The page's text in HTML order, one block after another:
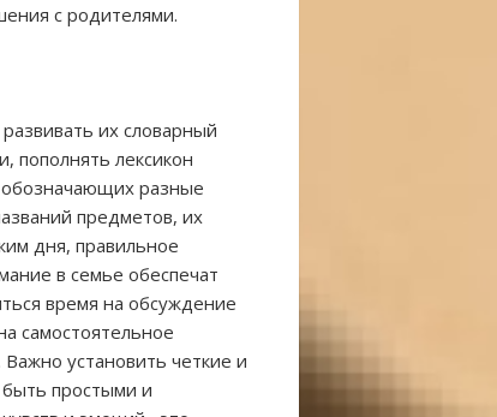
с родителями.
их словарный
пополнять лексикон
разные
предметов, их
дня, правильное
в семье обеспечат
время на обсуждение
самостоятельное
установить четкие и
простыми и